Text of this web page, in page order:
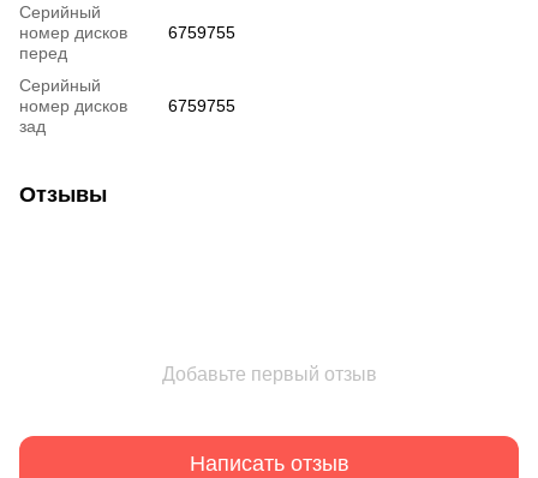
Серийный
номер дисков
перед
6759755
Серийный
номер дисков
зад
6759755
Отзывы
Добавьте первый отзыв
Написать отзыв